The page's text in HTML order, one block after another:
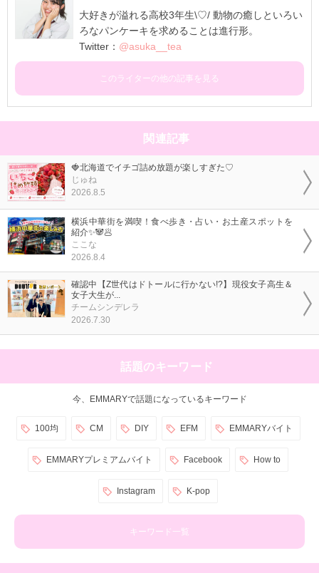
大好きが溢れる高校3年生\♡/ 動物の癒しといろい
ろなパンケーキを求めることは進行形。
Twitter： @asuka__tea
このライターの他の記事を見る
関連記事
🍓北海道でイチゴ詰め放題が楽しすぎた♡
じゅね
2026.8.5
横浜中華街を満喫！食べ歩き・占い・お土産スポットを
紹介✨🐼🥟
ここな
2026.8.4
確認中【Z世代はドトールに行かない!?】現役女子高生＆
女子大生が...
チームシンデレラ
2026.7.30
話題のキーワード
今、EMMARYで話題になっているキーワード
100均 CM DIY EFM EMMARYバイト
EMMARYプレミアムバイト Facebook How to
Instagram K-pop
キーワード一覧